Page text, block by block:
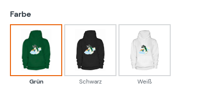
Farbe
Grün
Grün
Schwarz
Schwarz
Weiß
Weiß